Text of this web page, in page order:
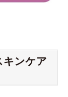
キンケア